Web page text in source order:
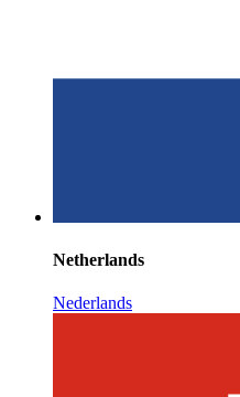
Netherlands
Nederlands